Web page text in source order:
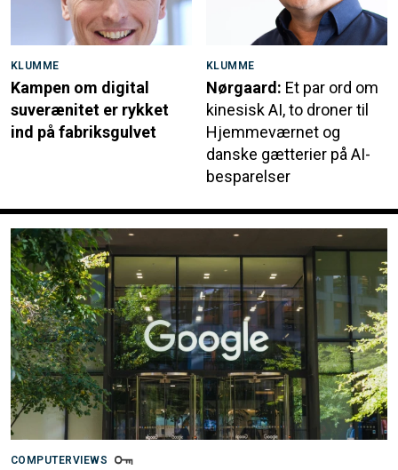
KLUMME
Kampen om digital
suverænitet er rykket
ind på fabriksgulvet
KLUMME
Nørgaard: Et par ord om
kinesisk AI, to droner til
Hjemmeværnet og
danske gætterier på AI-
besparelser
COMPUTERVIEWS